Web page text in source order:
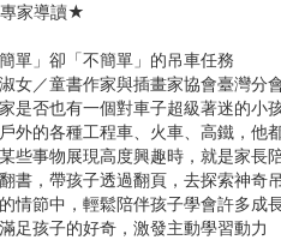
家導讀★
簡單」卻「不簡單」的吊車任務
女／童書作家與插畫家協會臺灣分
是否也有一個對車子超級著迷的小
外的各種工程車、火車、高鐵，他
些事物展現高度興趣時，就是家長
書，帶孩子透過翻頁，去探索神奇
情節中，輕鬆陪伴孩子學會許多成
足孩子的好奇，激發主動學習動力